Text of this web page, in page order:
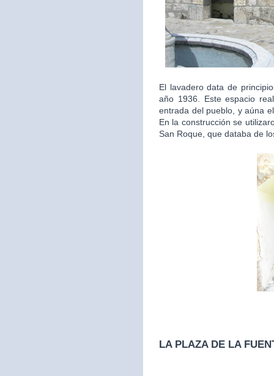
El lavadero data de
año 1936. Este espacio
entrada del pueblo, y aúna
En la construcción se
San Roque, que databa de
LA PLAZA DE LA